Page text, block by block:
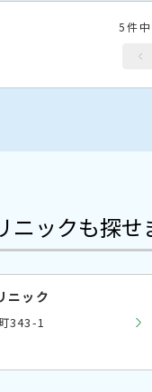
5件
ニックも探せ
ニック
343-1